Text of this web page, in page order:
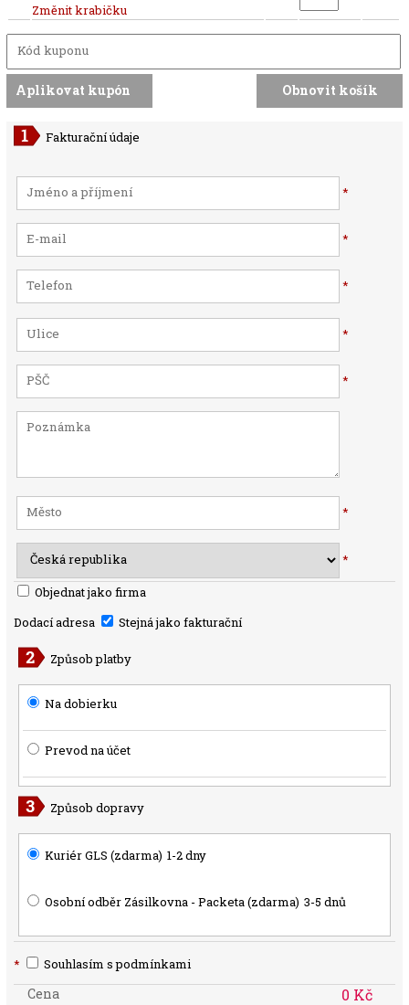
Změnit krabičku
Fakturační údaje
*
*
*
*
*
*
*
Objednat jako firma
Dodací adresa
Stejná jako fakturační
Způsob platby
Na dobierku
Prevod na účet
Způsob dopravy
Kuriér GLS (zdarma) 1-2 dny
Osobní odběr Zásilkovna - Packeta (zdarma) 3-5 dnů
* Souhlasím s podmínkami
Cena 0 Kč